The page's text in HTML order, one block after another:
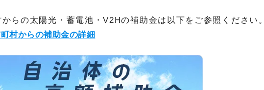
らの太陽光・蓄電池・V2Hの補助金は以下をご参照ください。
村からの補助金の詳細